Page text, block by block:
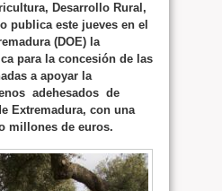
Desarrollo Rural,
publica este jueves en el
(DOE) la
para la concesión de las
a apoyar la
adehesados de
Extremadura, con una
millones de euros.